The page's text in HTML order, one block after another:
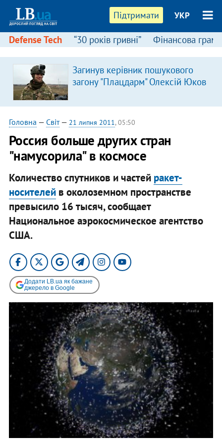
Підтримати УКР
Defense Tech “30 років гривні” Фінансова
Загинув керівник пошукового
загону "Плацдарм" Олексій Юков
Головна — Світ— 21 липня 2011, 05:50
Россия больше других стран
"намусорила" в космосе
Количество спутников и частей ракет-
носителейв околоземном пространстве
превысило 16 тысяч, сообщает
Национальное аэрокосмическое агентство
США.
Додати LB.ua як бажане
джерело в Google